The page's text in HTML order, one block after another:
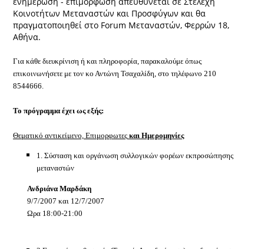
Κοινοτήτων Μεταναστών και Προσφύγων και θα
πραγματοποιηθεί στο Forum Μεταναστών, Φερρών 18,
Αθήνα.
Για κάθε διευκρίνιση ή και πληροφορία, παρακαλούμε όπως
επικοινωνήσετε με τον κο Αντώνη Τσαχαλίδη, στο τηλέφωνο 210
8544666.
Το πρόγραμμα έχει ως εξής:
Θεματικό αντικείμενο, Επιμορφωτεςκαι Ημερομηνίες
1. Σύσταση και οργάνωση συλλογικών φορέων εκπροσώπησης
μεταναστών
Ανδριάνα Μαρδάκη
9/7/2007 και 12/7/2007
Ωρα 18:00-21:00